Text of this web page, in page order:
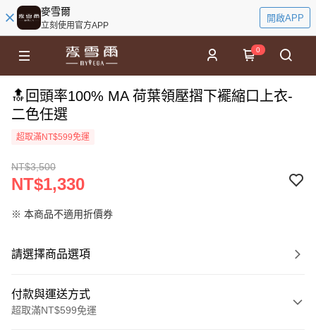
麥雪爾
立刻使用官方APP
開啟APP
0
🔝回頭率100% MA 荷葉領壓摺下襬縮口上衣-
二色任選
超取滿NT$599免運
NT$3,500
NT$1,330
※ 本商品不適用折價券
請選擇商品選項
付款與運送方式
超取滿NT$599免運